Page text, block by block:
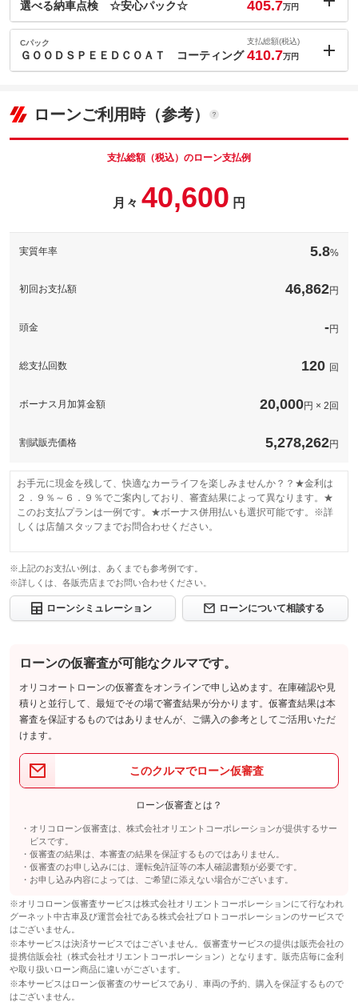
(税込)
車両本体価
390.7万円
パック内容
します。さらにエアコンダクト内をマイクロミストの除菌消臭液
カビだらけになっているのを直接エアコン内部にアクセスし、薬
剤を直接噴射し汚れを浮かした上で汚れと薬剤をきれいに洗い流
します。さらにエアコンダクト内をマイクロミストの除菌消臭液
選べる納車点検 ☆安心パック☆ 405.7万円
内：オプシ
ョン価格
(税込)
車両本体価
おすすめいたします！
納車時の整備パックとなります！御納車前にぜひ消耗品の交換を
Cパック
ＧＯＯＤＳＰＥＥＤＣＯＡＴ コーティング
支払総額(税込)
410.7万円
車両本体価
390.7
備考
「無機」×「有機」材料を使った、割れにくく柔軟性があり高い撥
ローンご利用時（参考）
支払総額（税込）のローン支払例
月々 40,600 円
実質年率 5.8%
初回お支払額 46,862円
頭金 -円
総支払回数 120 回
ボーナス月加算金額 20,000円 × 2回
割賦販売価格 5,278,262円
お手元に現金を残して、快適なカーライフを楽しみませんか？？★金利は
２．９％～６．９％でご案内しており、審査結果によって異なります。★
このお支払プランは一例です。★ボーナス併用払いも選択可能です。※詳
しくは店舗スタッフまでお問合わせください。
※上記のお支払い例は、あくまでも参考例です。
※詳しくは、各販売店までお問い合わせください。
ローンシミュレーション ローンについて相談する
ローンの仮審査が可能なクルマです。
オリコオートローンの仮審査をオンラインで申し込めます。在庫確認や見
積りと並行して、最短でその場で審査結果が分かります。仮審査結果は本
審査を保証するものではありませんが、ご購入の参考としてご活用いただ
けます。
このクルマでローン仮審査
ローン仮審査とは？
オリコローン仮審査は、株式会社オリエントコーポレーションが提供するサー
ビスです。
仮審査の結果は、本審査の結果を保証するものではありません。
仮審査のお申し込みには、運転免許証等の本人確認書類が必要です。
お申し込み内容によっては、ご希望に添えない場合がございます。
※オリコローン仮審査サービスは株式会社オリエントコーポレーションにて行なわれ
グーネット中古車及び運営会社である株式会社プロトコーポレーションのサービスで
はございません。
※本サービスは決済サービスではございません。仮審査サービスの提供は販売会社の
提携信販会社（株式会社オリエントコーポレーション）となります。販売店毎に金利
や取り扱いローン商品に違いがございます。
※本サービスはローン仮審査のサービスであり、車両の予約、購入を保証するもので
はございません。